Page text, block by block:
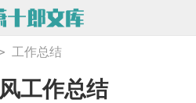
工作总结
工作总结